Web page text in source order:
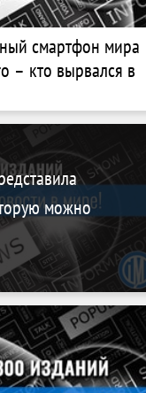
смартфон мира
– кто вырвался в
можно